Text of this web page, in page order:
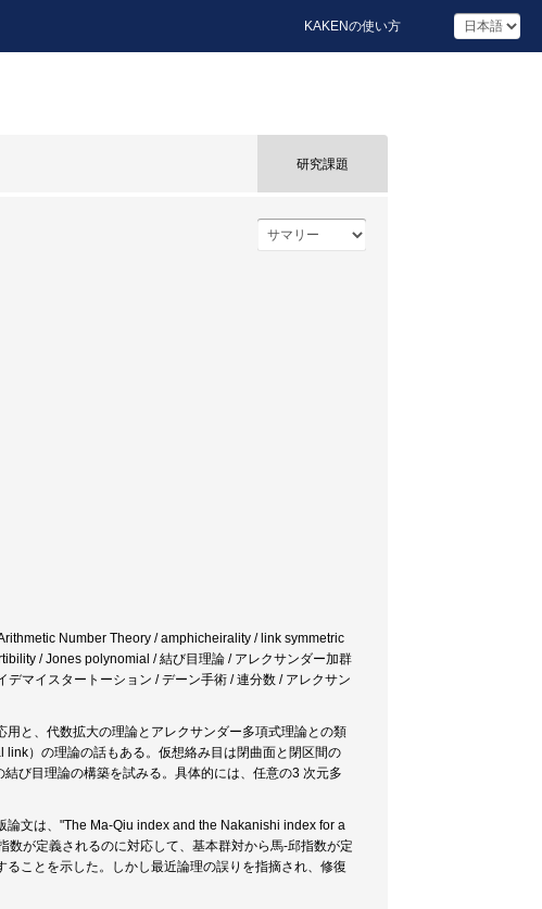
KAKENの使い方
研究課題
Number Theory / amphicheirality / link symmetric
/ Jones polynomial / 結び目理論 / アレクサンダー加群
マイスタートーション / デーン手術 / 連分数 / アレクサン
と、代数拡大の理論とアレクサンダー多項式理論との類
）の理論の話もある。仮想絡み目は閉曲面と閉区間の
び目理論の構築を試みる。具体的には、任意の3 次元多
論文は、"The Ma-Qiu index and the Nakanishi index for a
が定義されるのに対応して、基本群対から馬-邱指数が定
ことを示した。しかし最近論理の誤りを指摘され、修復